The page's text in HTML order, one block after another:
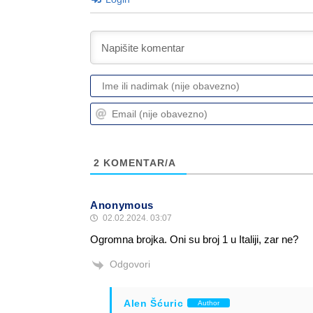
2 KOMENTAR/A
Anonymous
02.02.2024. 03:07
Ogromna brojka. Oni su broj 1 u Italiji, zar ne?
Odgovori
Alen Šćuric Author